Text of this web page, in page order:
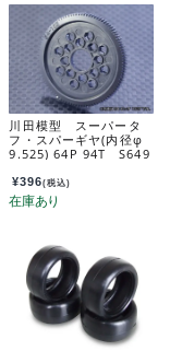
川田模型 スーパータ
フ・スパーギヤ(内径φ
9.525) 64P 94T S649
¥396(税込)